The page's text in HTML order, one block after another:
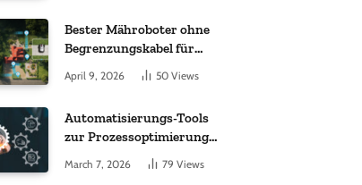
Bester Mähroboter ohne
Begrenzungskabel für
kleine Gärten: Worauf es
bei 200 bis 500 m²
April 9, 2026 50 Views
Automatisierungs-Tools
zur Prozessoptimierung
im Einkauf: Wichtige
Funktionen, auf die Sie
March 7, 2026 79 Views